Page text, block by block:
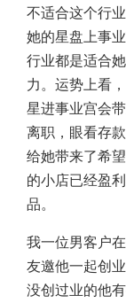
不适合这个行
她的星盘上事
行业都是适合
力。运势上看
星进事业宫会
离职，眼看存
给她带来了希
的小店已经盈
品。
我一位男客户
友邀他一起创
没创过业的他